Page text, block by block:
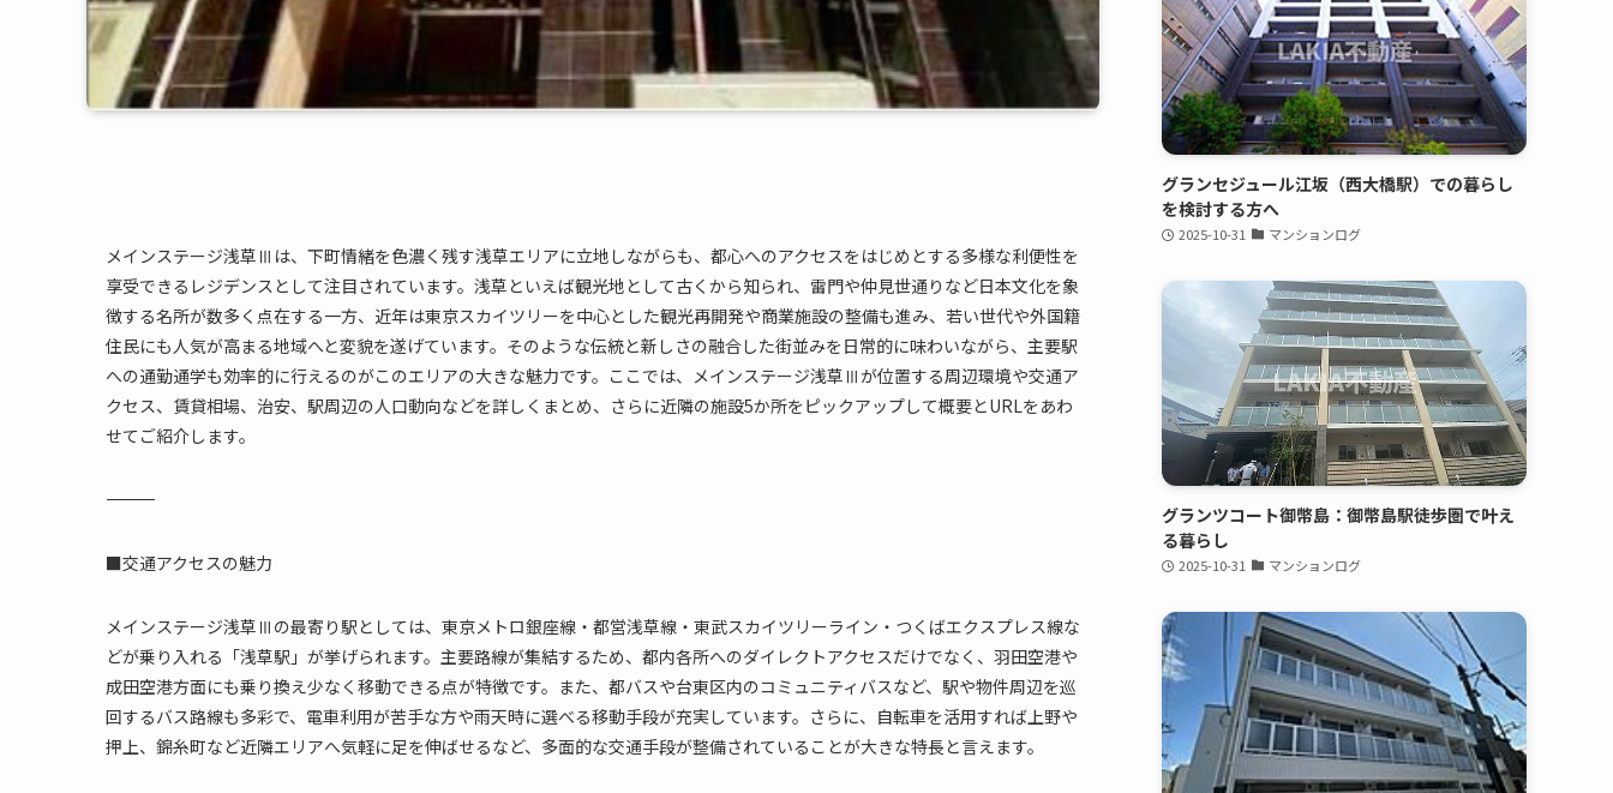
メインステージ浅草Ⅲは、下町情緒を色濃く残す浅草エリアに立地しながらも、都心へのアクセスをはじめとする多様な利便性を
享受できるレジデンスとして注目されています。浅草といえば観光地として古くから知られ、雷門や仲見世通りなど日本文化を象
徴する名所が数多く点在する一方、近年は東京スカイツリーを中心とした観光再開発や商業施設の整備も進み、若い世代や外国籍
住民にも人気が高まる地域へと変貌を遂げています。そのような伝統と新しさの融合した街並みを日常的に味わいながら、主要駅
への通勤通学も効率的に行えるのがこのエリアの大きな魅力です。ここでは、メインステージ浅草Ⅲが位置する周辺環境や交通ア
クセス、賃貸相場、治安、駅周辺の人口動向などを詳しくまとめ、さらに近隣の施設5か所をピックアップして概要とURLをあわ
せてご紹介します。
―――――――――――――――――――――――――
■交通アクセスの魅力
メインステージ浅草Ⅲの最寄り駅としては、東京メトロ銀座線・都営浅草線・東武スカイツリーライン・つくばエクスプレス線な
どが乗り入れる「浅草駅」が挙げられます。主要路線が集結するため、都内各所へのダイレクトアクセスだけでなく、羽田空港や
成田空港方面にも乗り換え少なく移動できる点が特徴です。また、都バスや台東区内のコミュニティバスなど、駅や物件周辺を巡
回するバス路線も多彩で、電車利用が苦手な方や雨天時に選べる移動手段が充実しています。さらに、自転車を活用すれば上野や
押上、錦糸町など近隣エリアへ気軽に足を伸ばせるなど、多面的な交通手段が整備されていることが大きな特長と言えます。
グランセジュール江坂（西大橋駅）での暮らし
を検討する方へ
2025-10-31 マンションログ
グランツコート御幣島：御幣島駅徒歩圏で叶え
る暮らし
2025-10-31 マンションログ